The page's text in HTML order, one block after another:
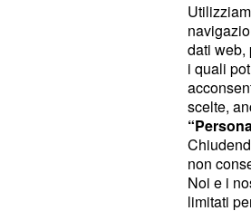
Brad Pittè
I Am The
Los Angeles
moltissimi
membri
dati web,
i quali
scelte,
non
Noi e i
limitati